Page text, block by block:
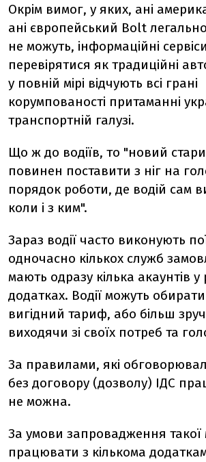
Окрім вимог, у яких, ані
ані європейський Bolt
не можуть, інформаційні
перевірятися як традиційні
у повній мірі відчують всі грані
корумпованості притаманні
транспортній галузі.
Що ж до водіїв, то "новий
повинен поставити з ніг на
порядок роботи, де водій сам
коли і з ким".
Зараз водії часто виконують
одночасно кількох служб
мають одразу кілька акаунтів у
додатках. Водії можуть
вигідний тариф, або більш
виходячи зі своїх потреб та
За правилами, які
без договору (дозволу) ІДС
не можна.
За умови запровадження такої
працювати з кількома